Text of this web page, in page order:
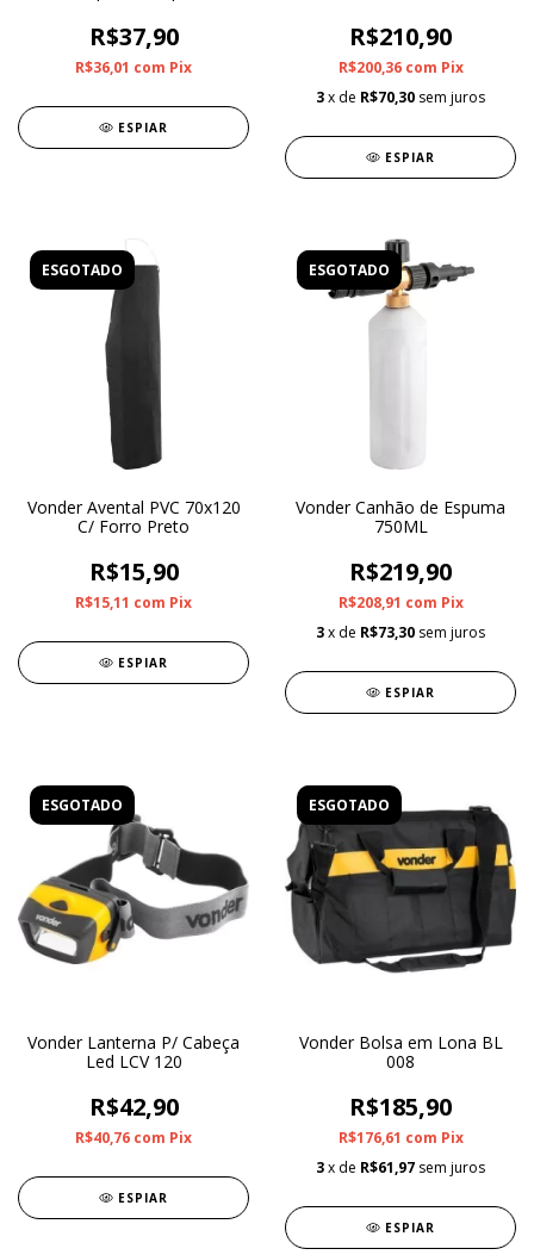
R$37,90
R$36,01 com Pix
ESPIAR
R$210,90
R$200,36 com Pix
3x de R$70,30 sem juros
ESPIAR
ESGOTADO
Vonder Avental PVC 70x120
C/ Forro Preto
R$15,90
R$15,11 com Pix
ESPIAR
ESGOTADO
Vonder Canhão de Espuma
750ML
R$219,90
R$208,91 com Pix
3x de R$73,30 sem juros
ESPIAR
ESGOTADO
Vonder Lanterna P/ Cabeça
Led LCV 120
R$42,90
R$40,76 com Pix
ESPIAR
ESGOTADO
Vonder Bolsa em Lona BL
008
R$185,90
R$176,61 com Pix
3x de R$61,97 sem juros
ESPIAR